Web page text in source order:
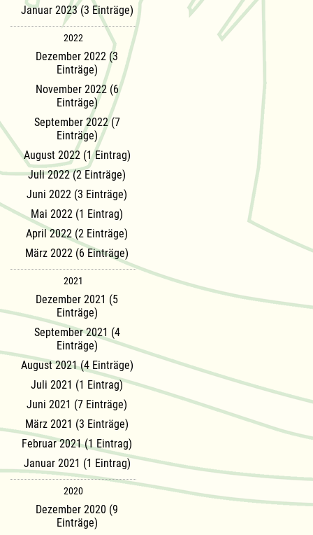
Januar 2023 (3 Einträge)
2022
Dezember 2022 (3
Einträge)
November 2022 (6
Einträge)
September 2022 (7
Einträge)
August 2022 (1 Eintrag)
Juli 2022 (2 Einträge)
Juni 2022 (3 Einträge)
Mai 2022 (1 Eintrag)
April 2022 (2 Einträge)
März 2022 (6 Einträge)
2021
Dezember 2021 (5
Einträge)
September 2021 (4
Einträge)
August 2021 (4 Einträge)
Juli 2021 (1 Eintrag)
Juni 2021 (7 Einträge)
März 2021 (3 Einträge)
Februar 2021 (1 Eintrag)
Januar 2021 (1 Eintrag)
2020
Dezember 2020 (9
Einträge)